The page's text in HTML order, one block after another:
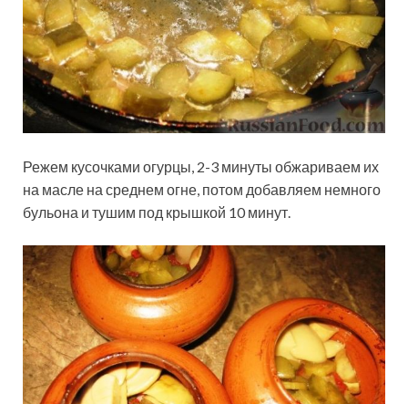
Режем кусочками огурцы, 2-3 минуты обжариваем их
на масле на среднем огне, потом добавляем немного
бульона и тушим под крышкой 10 минут.